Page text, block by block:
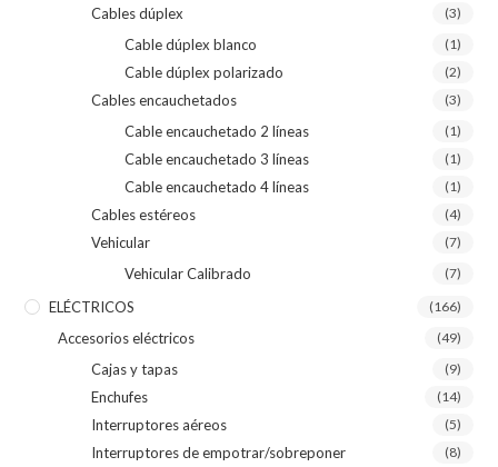
Cables dúplex (3)
Cable dúplex blanco (1)
Cable dúplex polarizado (2)
Cables encauchetados (3)
Cable encauchetado 2 líneas (1)
Cable encauchetado 3 líneas (1)
Cable encauchetado 4 líneas (1)
Cables estéreos (4)
Vehicular (7)
Vehicular Calibrado (7)
ELÉCTRICOS (166)
Accesorios eléctricos (49)
Cajas y tapas (9)
Enchufes (14)
Interruptores aéreos (5)
Interruptores de empotrar/sobreponer (8)